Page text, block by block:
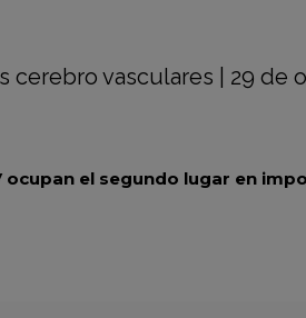
ocupan el segundo lugar en